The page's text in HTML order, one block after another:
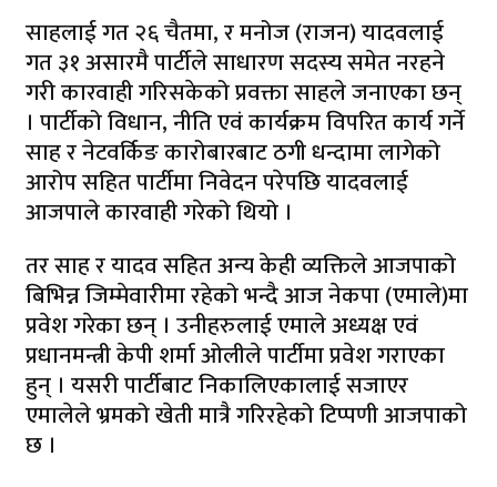
साहलाई गत २६ चैतमा, र मनोज (राजन) यादवलाई
गत ३१ असारमै पार्टीले साधारण सदस्य समेत नरहने
गरी कारवाही गरिसकेको प्रवक्ता साहले जनाएका छन्
। पार्टीको विधान, नीति एवं कार्यक्रम विपरित कार्य गर्ने
साह र नेटवर्किङ कारोबारबाट ठगी धन्दामा लागेको
आरोप सहित पार्टीमा निवेदन परेपछि यादवलाई
आजपाले कारवाही गरेको थियो ।
तर साह र यादव सहित अन्य केही व्यक्तिले आजपाको
बिभिन्न जिम्मेवारीमा रहेको भन्दै आज नेकपा (एमाले)मा
प्रवेश गरेका छन् । उनीहरुलाई एमाले अध्यक्ष एवं
प्रधानमन्त्री केपी शर्मा ओलीले पार्टीमा प्रवेश गराएका
हुन् । यसरी पार्टीबाट निकालिएकालाई सजाएर
एमालेले भ्रमको खेती मात्रै गरिरहेको टिप्पणी आजपाको
छ ।